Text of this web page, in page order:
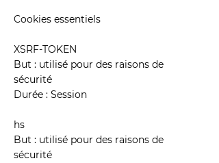
Cookies essentiels
XSRF-TOKEN
But : utilisé pour des raisons de
sécurité
Durée : Session
hs
But : utilisé pour des raisons de
sécurité